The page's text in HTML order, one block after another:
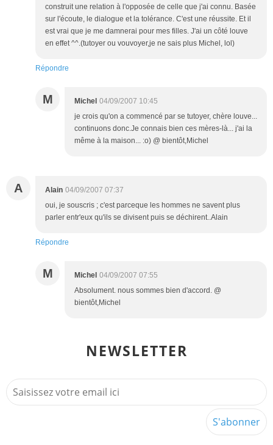
construit une relation à l'opposée de celle que j'ai connu. Basée
sur l'écoute, le dialogue et la tolérance. C'est une réussite. Et il
est vrai que je me damnerai pour mes filles. J'ai un côté louve
en effet ^^.(tutoyer ou vouvoyer,je ne sais plus Michel, lol)
Répondre
M Michel 04/09/2007 10:45
je crois qu'on a commencé par se tutoyer, chère louve...
continuons donc.Je connais bien ces mères-là... j'ai la
même à la maison... :o) @ bientôt,Michel
A Alain 04/09/2007 07:37
oui, je souscris ; c'est parceque les hommes ne savent plus
parler entr'eux qu'ils se divisent puis se déchirent..Alain
Répondre
M Michel 04/09/2007 07:55
Absolument. nous sommes bien d'accord. @
bientôt,Michel
NEWSLETTER